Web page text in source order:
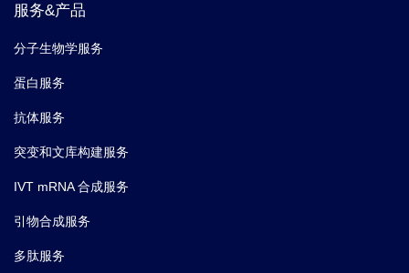
服务&产品
分子生物学服务
蛋白服务
抗体服务
突变和文库构建服务
IVT mRNA 合成服务
引物合成服务
多肽服务